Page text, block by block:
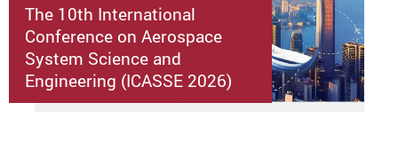
The 10th International
Conference on Aerospace
System Science and
Engineering (ICASSE 2026)